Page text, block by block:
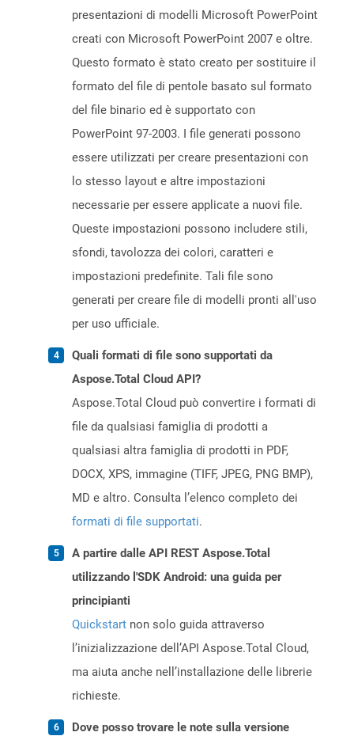
presentazioni di modelli Microsoft PowerPoint
creati con Microsoft PowerPoint 2007 e oltre.
Questo formato è stato creato per sostituire il
formato del file di pentole basato sul formato
del file binario ed è supportato con
PowerPoint 97-2003. I file generati possono
essere utilizzati per creare presentazioni con
lo stesso layout e altre impostazioni
necessarie per essere applicate a nuovi file.
Queste impostazioni possono includere stili,
sfondi, tavolozza dei colori, caratteri e
impostazioni predefinite. Tali file sono
generati per creare file di modelli pronti all'uso
per uso ufficiale.
Quali formati di file sono supportati da
Aspose.Total Cloud API?
Aspose.Total Cloud può convertire i formati di
file da qualsiasi famiglia di prodotti a
qualsiasi altra famiglia di prodotti in PDF,
DOCX, XPS, immagine (TIFF, JPEG, PNG BMP),
MD e altro. Consulta l’elenco completo dei
formati di file supportati.
A partire dalle API REST Aspose.Total
utilizzando l'SDK Android: una guida per
principianti
Quickstart non solo guida attraverso
l’inizializzazione dell’API Aspose.Total Cloud,
ma aiuta anche nell’installazione delle librerie
richieste.
Dove posso trovare le note sulla versione